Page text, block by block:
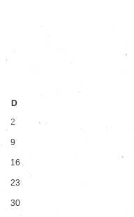
D
2
9
16
23
30